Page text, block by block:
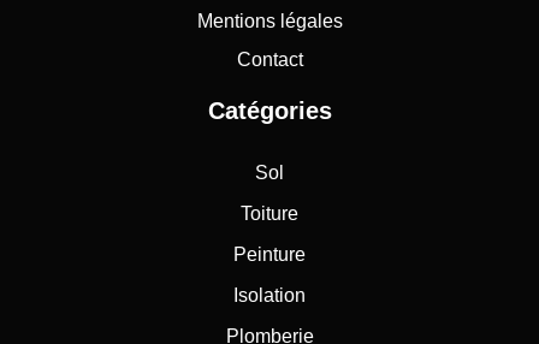
Mentions légales
Contact
Catégories
Sol
Toiture
Peinture
Isolation
Plomberie